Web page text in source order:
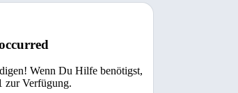
Wenn Du Hilfe benötigst,
zur Verfügung.